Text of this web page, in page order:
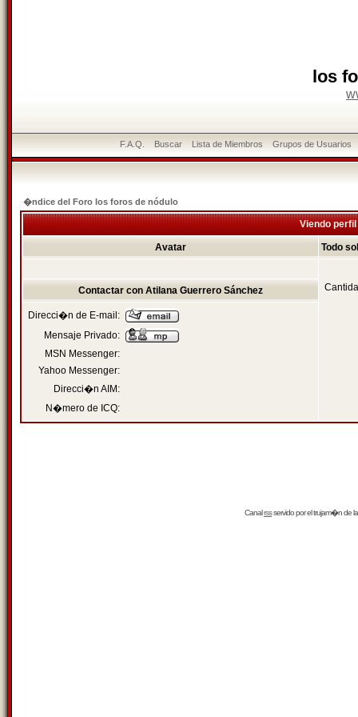
los
F.A.Q. Buscar Lista de Miembros Grupos de Usuarios
�ndice del Foro los foros de nódulo
Viendo
Avatar Todo
Contactar con Atilana Guerrero Sánchez
Direcci�n de E-mail:
Mensaje Privado:
MSN Messenger:
Yahoo Messenger:
Direcci�n AIM:
N�mero de ICQ:
Canalrssservido por eltrujam�nde